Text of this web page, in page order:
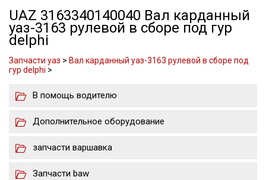
UAZ 3163340140040 Вал карданный
уаз-3163 рулевой в сборе под гур
delphi
Запчасти уаз > Вал карданный уаз-3163 рулевой в сборе под
гур delphi >
В помощь водителю
Дополнительное оборудование
запчасти варшавка
Запчасти baw